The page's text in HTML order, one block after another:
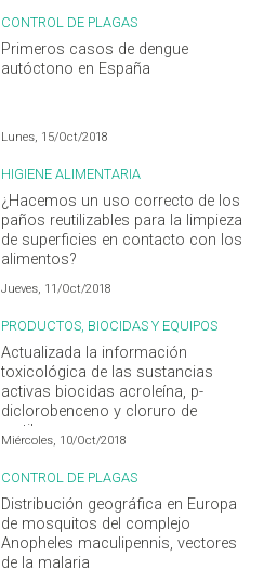
CONTROL DE PLAGAS
Primeros casos de dengue
autóctono en España
Lunes, 15/Oct/2018
HIGIENE ALIMENTARIA
¿Hacemos un uso correcto de los
paños reutilizables para la limpieza
de superficies en contacto con los
alimentos?
Jueves, 11/Oct/2018
PRODUCTOS, BIOCIDAS Y EQUIPOS
Actualizada la información
toxicológica de las sustancias
activas biocidas acroleína, p-
diclorobenceno y cloruro de
metileno
Miércoles, 10/Oct/2018
CONTROL DE PLAGAS
Distribución geográfica en Europa
de mosquitos del complejo
Anopheles maculipennis, vectores
de la malaria